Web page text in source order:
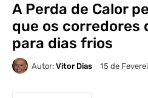
A Perda de Calor
que os corredores
para dias frios
Autor: Vitor Dias 15 de